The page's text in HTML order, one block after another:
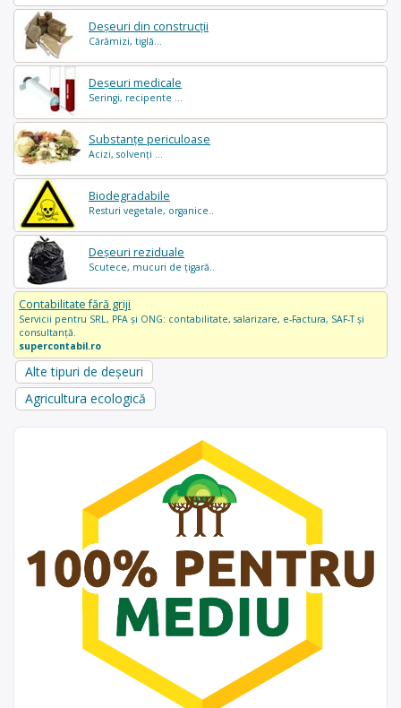
Deșeuri din construcții
Cărămizi, tiglă...
Deșeuri medicale
Seringi, recipente ...
Substanțe periculoase
Acizi, solvenți ...
Biodegradabile
Resturi vegetale, organice..
Deșeuri reziduale
Scutece, mucuri de țigară..
Contabilitate fără griji
Servicii pentru SRL, PFA și ONG: contabilitate, salarizare, e-Factura, SAF-T și
consultanță.
supercontabil.ro
Alte tipuri de deșeuri
Agricultura ecologică